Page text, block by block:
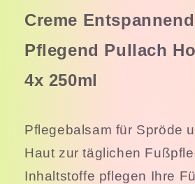
4er
4er
Creme
Pflegend Pullach
4x 250ml
Pflegebalsam für Spröde
Haut zur täglichen
Inhaltstoffe pflegen Ihre